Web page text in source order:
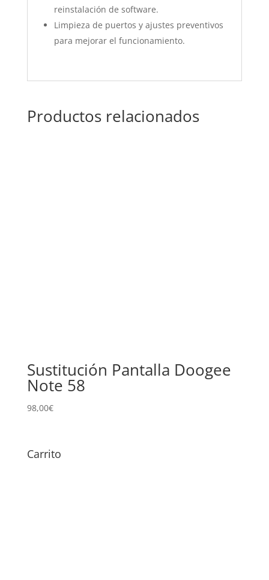
reinstalación de software.
Limpieza de puertos y ajustes preventivos
para mejorar el funcionamiento.
Productos relacionados
Sustitución Pantalla Doogee
Note 58
98,00€
Carrito